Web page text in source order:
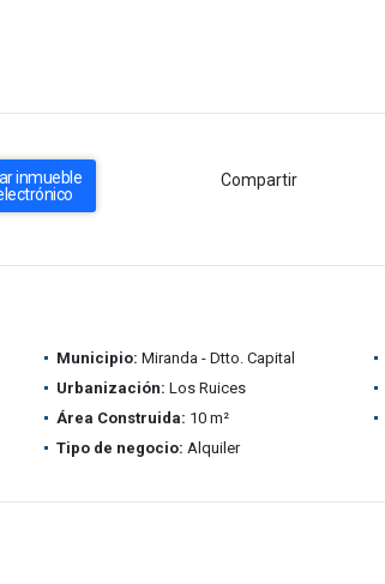
inmueble
Compartir
Municipio: Miranda - Dtto. Capital
Urbanización: Los Ruices
Área Construida: 10 m²
Tipo de negocio: Alquiler